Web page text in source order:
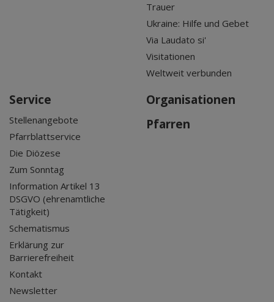
Trauer
Ukraine: Hilfe und Gebet
Via Laudato si'
Visitationen
Weltweit verbunden
Service
Stellenangebote
Pfarrblattservice
Die Diözese
Zum Sonntag
Information Artikel 13
DSGVO (ehrenamtliche
Tätigkeit)
Schematismus
Erklärung zur
Barrierefreiheit
Kontakt
Newsletter
Organisationen
Pfarren